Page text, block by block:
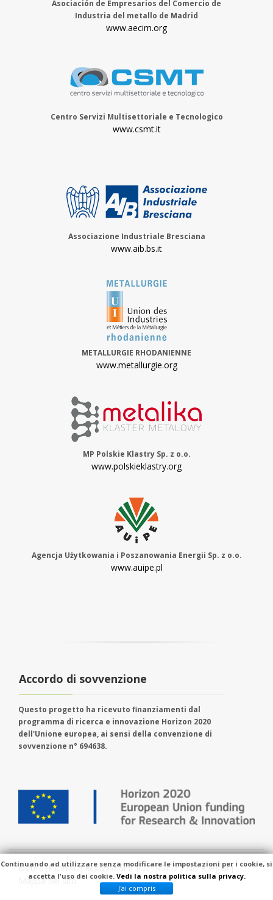
Asociación de Empresarios del Comercio de
Industria del metallo de Madrid
www.aecim.org
Centro Servizi Multisettoriale e Tecnologico
www.csmt.it
Associazione Industriale Bresciana
www.aib.bs.it
METALLURGIE RHODANIENNE
www.metallurgie.org
MP Polskie Klastry Sp. z o.o.
www.polskieklastry.org
Agencja Użytkowania i Poszanowania Energii Sp. z o.o.
www.auipe.pl
Accordo di sovvenzione
Questo progetto ha ricevuto finanziamenti dal
programma di ricerca e innovazione Horizon 2020
dell'Unione europea, ai sensi della convenzione di
sovvenzione n° 694638.
© 2016 EE-METAL | Realizzazione:INTERSED|Note legali|
Mappa del sito
Continuando ad utilizzare senza modificare le impostazioni per i cookie, si
accetta l'uso dei cookie. Vedi la nostra politica sulla privacy.